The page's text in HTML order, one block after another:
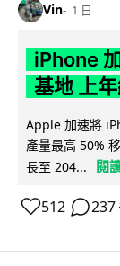
Vin 1 日
iPhone
基地 上
Apple 加速將
產量最高 50%
長至 204...
閱
512 237